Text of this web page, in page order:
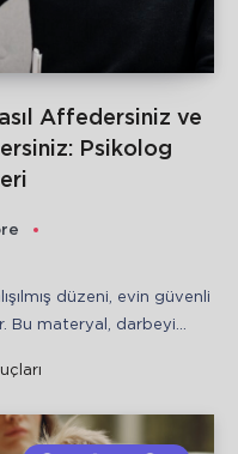
Affedersiniz ve
Psikolog
düzeni, evin güvenli
Bu materyal, darbeyi…